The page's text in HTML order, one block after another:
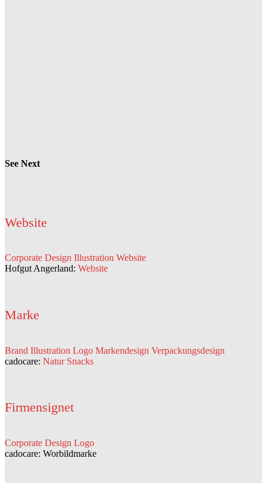
See Next
Website
Corporate Design Illustration Website
Hofgut Angerland: Website
Marke
Brand Illustration Logo Markendesign Verpackungsdesign
cadocare: Natur Snacks
Firmensignet
Corporate Design Logo
cadocare: Worbildmarke